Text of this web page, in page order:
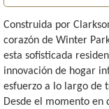
Construida por
corazón de Winter
esta sofisticada
innovación de hogar
esfuerzo a lo largo de
Desde el momento en